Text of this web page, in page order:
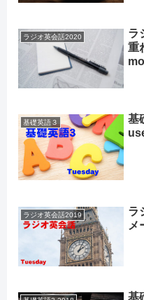
ラジオ英会話2020
ラ
重
基礎英語３
基
ラジオ英会話2019
ラ
メ
基